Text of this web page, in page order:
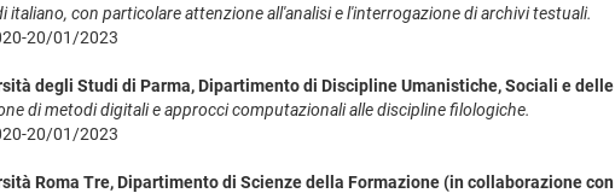
italiano, con particolare attenzione all'analisi e l'interrogazione di archivi testuali.
20/01/2023
degli Studi di Parma, Dipartimento di Discipline Umanistiche, Sociali e
di metodi digitali e approcci computazionali alle discipline filologiche.
20/01/2023
Roma Tre, Dipartimento di Scienze della Formazione (in collaborazione